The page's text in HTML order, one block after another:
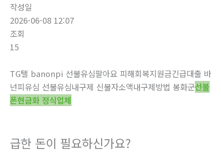
작성일
2026-06-08 12:07
조회
15
TG탤 banonpi 선불유심팔아요 피해회복지원금긴급대출 바
넌피유심 선불유심내구제 신불자소액내구제방법 봉화군선불
폰현금화 정식업체
급한 돈이 필요하신가요?